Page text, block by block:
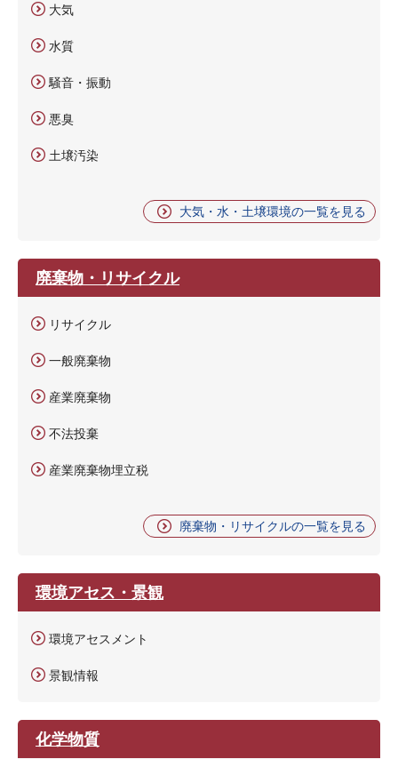
大気
水質
騒音・振動
悪臭
土壌汚染
大気・水・土壌環境の一覧を見る
廃棄物・リサイクル
リサイクル
一般廃棄物
産業廃棄物
不法投棄
産業廃棄物埋立税
廃棄物・リサイクルの一覧を見る
環境アセス・景観
環境アセスメント
景観情報
化学物質